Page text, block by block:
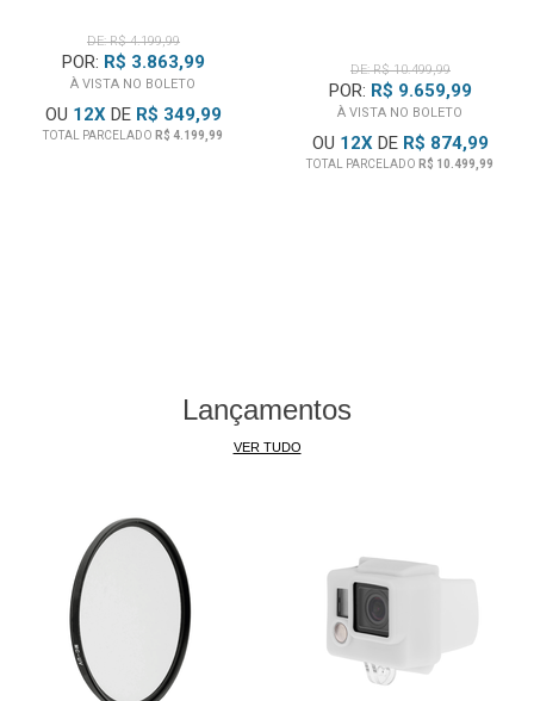
Sony NEX-EA50UH
é recomendada apenas Câmeras
Sony E-Mount com Formato APS-C.
DE: R$ 4.199,99
POR: R$ 3.863,99
À VISTA NO BOLETO
OU 12XDE R$ 349,99
TOTAL PARCELADO R$ 4.199,99
DE: R$ 10.499,99
POR: R$ 9.659,99
À VISTA NO BOLETO
OU 12XDE R$ 874,99
TOTAL PARCELADO R$ 10.499,99
Lançamentos
VER TUDO